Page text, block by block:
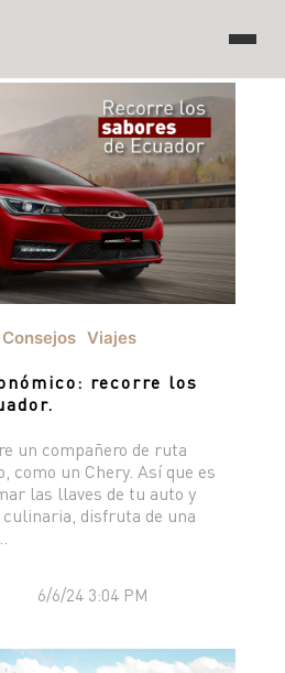
Consejos Viajes
recorre los
un compañero de ruta
como un Chery. Así que es
las llaves de tu auto y
disfruta de una
6/6/24 3:04 PM